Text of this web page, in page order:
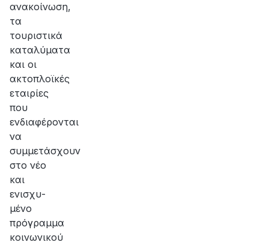
ανακοίνωση,
τα
τουριστικά
καταλύματα
και οι
ακτοπλοϊκές
εταιρίες
που
ενδιαφέρονται
να
συμμετάσχουν
στο νέο
και
ενισχυ-
μένο
πρόγραμμα
κοινωνικού